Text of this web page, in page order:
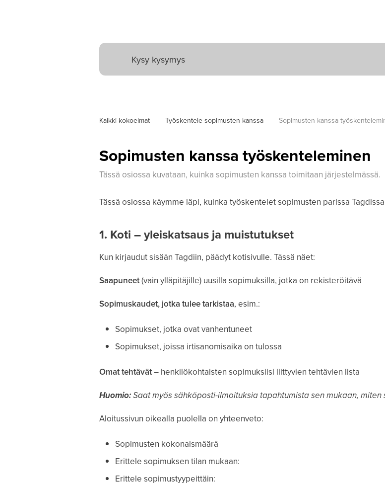
Kaikki kokoelmat Työskentele sopimusten kanssa Sopimusten kanssa
Sopimusten kanssa työskenteleminen
Tässä osiossa kuvataan, kuinka sopimusten kanssa toimitaan järjestelmässä.
Tässä osiossa käymme läpi, kuinka työskentelet sopimusten parissa
1. Koti – yleiskatsaus ja muistutukset
Kun kirjaudut sisään Tagdiin, päädyt kotisivulle. Tässä näet:
Saapuneet(vain ylläpitäjille) uusilla sopimuksilla, jotka on rekisteröitävä
Sopimuskaudet, jotka tulee tarkistaa, esim.:
Sopimukset, jotka ovat vanhentuneet
Sopimukset, joissa irtisanomisaika on tulossa
Omat tehtävät– henkilökohtaisten sopimuksiisi liittyvien tehtävien lista
Huomio:Saat myös sähköposti-ilmoituksia tapahtumista sen mukaan,
Aloitussivun oikealla puolella on yhteenveto:
Sopimusten kokonaismäärä
Erittele sopimuksen tilan mukaan:
Erittele sopimustyypeittäin: